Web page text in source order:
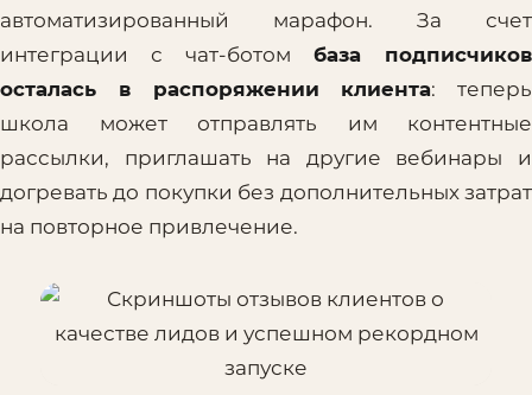
автоматизированный марафон. За счет
интеграции с чат-ботом база подписчиков
осталась в распоряжении клиента: теперь
школа может отправлять им контентные
рассылки, приглашать на другие вебинары и
догревать до покупки без дополнительных затрат
на повторное привлечение.